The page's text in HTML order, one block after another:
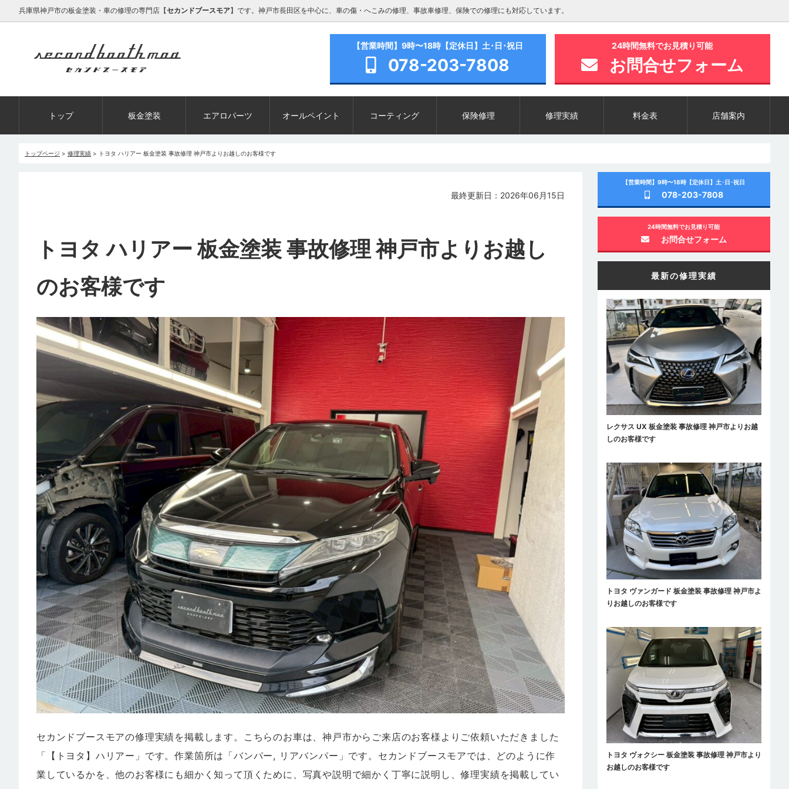
兵庫県神戸市の板金塗装・車の修理の専門店【セカンドブースモア】です。神戸市長田区を中心に、車の傷・へこみの修理、事故車修理、保険での修理にも対応しています。
【営業時間】9時〜18時【定休日】土･日･祝日
078-203-7808
24時間無料でお見積り可能
お問合せフォーム
トップ 板金塗装 エアロパーツ オールペイント コーティング 保険修理 修理実績 料金表 店舗案内
トップページ > 修理実績 > トヨタ ハリアー 板金塗装 事故修理 神戸市よりお越しのお客様です
最終更新日：2026年06月15日
トヨタ ハリアー 板金塗装 事故修理 神戸市よりお越し
のお客様です
セカンドブースモアの修理実績を掲載します。こちらのお車は、神戸市からご来店のお客様よりご依頼いただきました
「【トヨタ】ハリアー」です。作業箇所は「バンパー, リアバンパー」です。セカンドブースモアでは、どのように作
業しているかを、他のお客様にも細かく知って頂くために、写真や説明で細かく丁寧に説明し、修理実績を掲載してい
【営業時間】9時〜18時【定休日】土･日･祝日
078-203-7808
24時間無料でお見積り可能
お問合せフォーム
最新の修理実績
レクサス UX 板金塗装 事故修理 神戸市よりお越
しのお客様です
トヨタ ヴァンガード 板金塗装 事故修理 神戸市よ
りお越しのお客様です
トヨタ ヴォクシー 板金塗装 事故修理 神戸市より
お越しのお客様です